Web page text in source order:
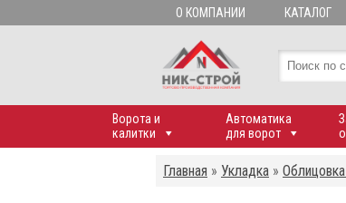
О КОМПАНИИ КАТАЛОГ
Ворота и
калитки
Автоматика
для ворот
Главная » Укладка »